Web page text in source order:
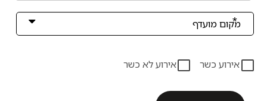
אירוע כשר אירוע לא כשר